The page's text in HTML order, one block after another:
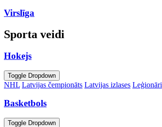
Virslīga
Sporta veidi
Hokejs
Toggle Dropdown
NHL Latvijas čempionāts Latvijas izlases Leģionāri
Basketbols
Toggle Dropdown